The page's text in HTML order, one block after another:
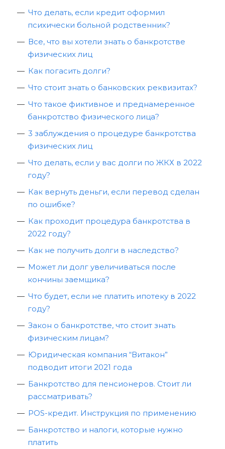
Что делать, если кредит оформил
психически больной родственник?
Все, что вы хотели знать о банкротстве
физических лиц
Как погасить долги?
Что стоит знать о банковских реквизитах?
Что такое фиктивное и преднамеренное
банкротство физического лица?
3 заблуждения о процедуре банкротства
физических лиц
Что делать, если у вас долги по ЖКХ в 2022
году?
Как вернуть деньги, если перевод сделан
по ошибке?
Как проходит процедура банкротства в
2022 году?
Как не получить долги в наследство?
Может ли долг увеличиваться после
кончины заемщика?
Что будет, если не платить ипотеку в 2022
году?
Закон о банкротстве, что стоит знать
физическим лицам?
Юридическая компания “Витакон”
подводит итоги 2021 года
Банкротство для пенсионеров. Стоит ли
рассматривать?
POS-кредит. Инструкция по применению
Банкротство и налоги, которые нужно
платить